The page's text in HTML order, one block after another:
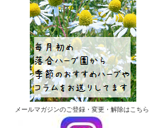
メールマガジンのご登録・変更・解除はこちら